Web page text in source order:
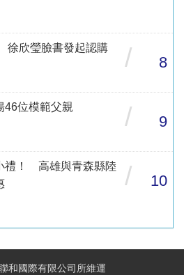
欣瑩臉書發起認購
/ 8
位模範父親
/ 9
禮！ 高雄與青森縣陸
/ 10
和國際有限公司所維運